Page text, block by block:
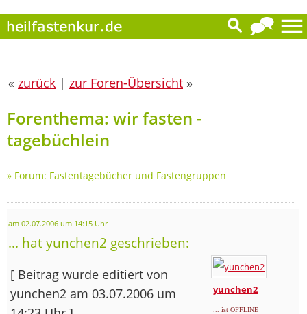
« zurück | zur Foren-Übersicht »
Forenthema: wir fasten -
tagebüchlein
» Forum: Fastentagebücher und Fastengruppen
am 02.07.2006 um 14:15 Uhr
... hat yunchen2 geschrieben:
yunchen2
... ist OFFLINE
[ Beitrag wurde editiert von
yunchen2 am 03.07.2006 um